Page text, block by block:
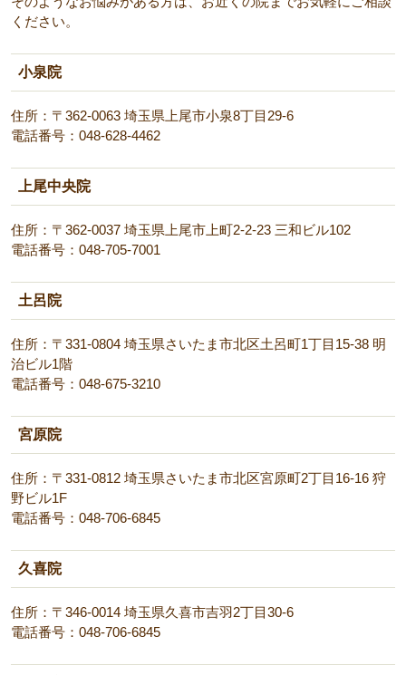
ください。
小泉院
住所：〒362-0063 埼玉県上尾市小泉8丁目29-6
電話番号：048-628-4462
上尾中央院
住所：〒362-0037 埼玉県上尾市上町2-2-23 三和ビル102
電話番号：048-705-7001
土呂院
住所：〒331-0804 埼玉県さいたま市北区土呂町1丁目15-38 明
治ビル1階
電話番号：048-675-3210
宮原院
住所：〒331-0812 埼玉県さいたま市北区宮原町2丁目16-16 狩
野ビル1F
電話番号：048-706-6845
久喜院
住所：〒346-0014 埼玉県久喜市吉羽2丁目30-6
電話番号：048-706-6845